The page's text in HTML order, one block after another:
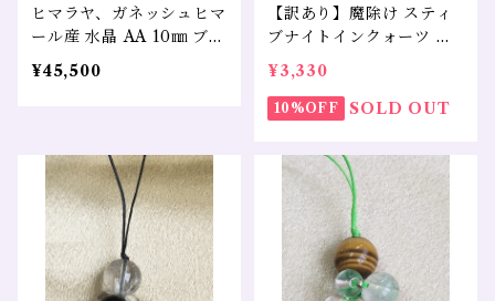
ヒマラヤ、ガネッシュヒマ
ール産 水晶 AA 10㎜ ブレ
スレット 浄化 守護 魔除け
負を絶ちきる
¥45,500
【訳あり】魔除け スティ
ブナイトインクォーツ モ
リオン タイガーアイ
¥3,330
10%OFF SOLD OUT